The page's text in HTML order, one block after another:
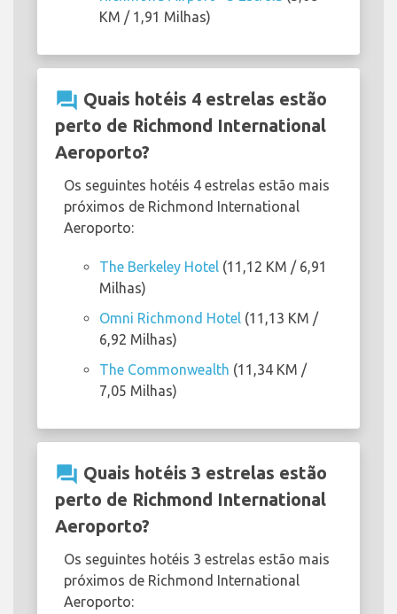
KM / 1,91 Milhas)
question_answer Quais hotéis 4 estrelas estão
perto de Richmond International
Aeroporto?
Os seguintes hotéis 4 estrelas estão mais
próximos de Richmond International
Aeroporto:
The Berkeley Hotel (11,12 KM / 6,91
Milhas)
Omni Richmond Hotel (11,13 KM /
6,92 Milhas)
The Commonwealth (11,34 KM /
7,05 Milhas)
question_answer Quais hotéis 3 estrelas estão
perto de Richmond International
Aeroporto?
Os seguintes hotéis 3 estrelas estão mais
próximos de Richmond International
Aeroporto: